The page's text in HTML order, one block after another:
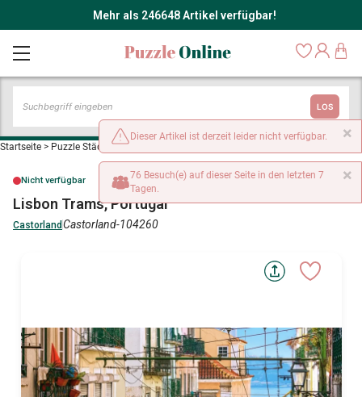
Mehr als 246648 Artikel verfügbar!
LOS
Startseite > Puzzle Städte und Dörfer
Nicht verfügbar
Lisbon Trams, Portugal
Castorland Castorland-104260
×
Dieser Artikel ist derzeit leider nicht verfügbar.
×
76 Besuch(e) auf dieser Seite in den letzten 7
Tagen.